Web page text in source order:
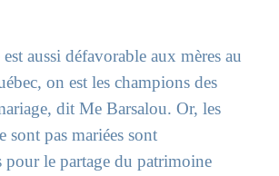
aussi défavorable aux mères au
on est les champions des
dit Me Barsalou. Or, les
sont pas mariées sont
pour le partage du patrimoine